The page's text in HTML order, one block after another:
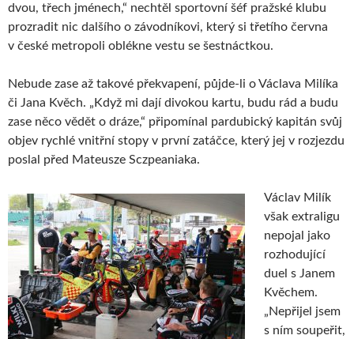
dvou, třech jménech,“ nechtěl sportovní šéf pražské klubu
prozradit nic dalšího o závodníkovi, který si třetího června
v české metropoli oblékne vestu se šestnáctkou.
Nebude zase až takové překvapení, půjde-li o Václava Milíka
či Jana Kvěch. „Když mi dají divokou kartu, budu rád a budu
zase něco vědět o dráze,“ připomínal pardubický kapitán svůj
objev rychlé vnitřní stopy v první zatáčce, který jej v rozjezdu
poslal před Mateusze Sczpeaniaka.
Václav Milík
však extraligu
nepojal jako
rozhodující
duel s Janem
Kvěchem.
„Nepřijel jsem
s ním soupeřit,